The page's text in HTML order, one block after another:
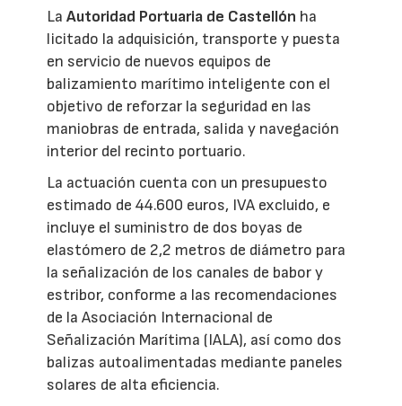
LaAutoridad Portuaria de Castellón ha
licitado la adquisición, transporte y puesta
en servicio de nuevos equipos de
balizamiento marítimo inteligente con el
objetivo de reforzar la seguridad en las
maniobras de entrada, salida y navegación
interior del recinto portuario.
La actuación cuenta con un presupuesto
estimado de 44.600 euros, IVA excluido, e
incluye el suministro de dos boyas de
elastómero de 2,2 metros de diámetro para
la señalización de los canales de babor y
estribor, conforme a las recomendaciones
de la Asociación Internacional de
Señalización Marítima (IALA), así como dos
balizas autoalimentadas mediante paneles
solares de alta eficiencia.